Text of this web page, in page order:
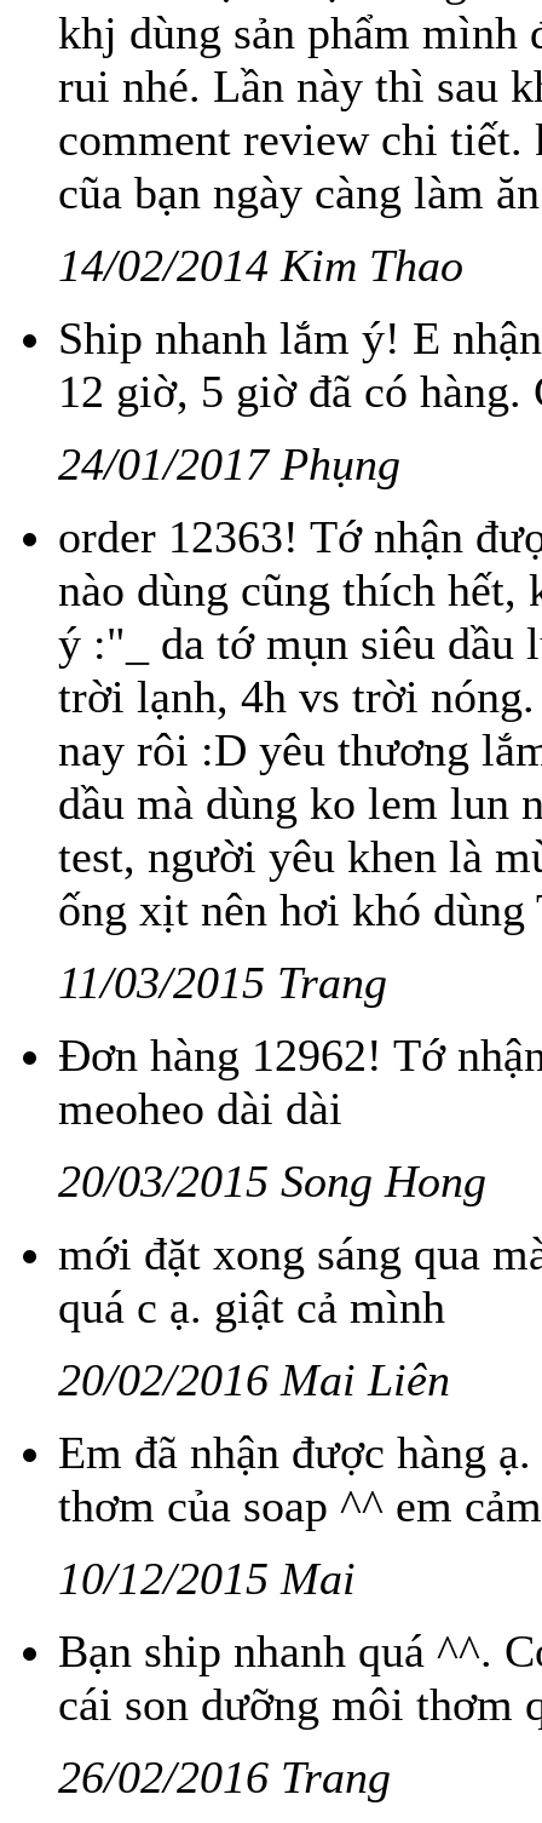
khj dùng sản phẩm mình
rui nhé. Lần này thì sau
comment review chi tiết.
cũa bạn ngày càng làm
14/02/2014 Kim Thao
Ship nhanh lắm ý! E
12 giờ, 5 giờ đã có hàng.
24/01/2017 Phụng
order 12363! Tớ nhận
nào dùng cũng thích hết,
ý :"_ da tớ mụn siêu dầu
trời lạnh, 4h vs trời
nay rôi :D yêu thương
dầu mà dùng ko lem lun
test, người yêu khen là
ống xịt nên hơi khó dùng
11/03/2015 Trang
Đơn hàng 12962! Tớ
meoheo dài dài
20/03/2015 Song Hong
mới đặt xong sáng qua
quá c ạ. giật cả mình
20/02/2016 Mai Liên
Em đã nhận được hàng
thơm của soap ^^ em
10/12/2015 Mai
Bạn ship nhanh quá ^^.
cái son dưỡng môi thơm
26/02/2016 Trang